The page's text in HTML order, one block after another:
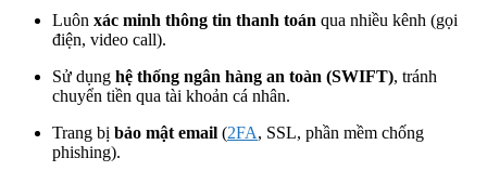
Luôn xác minh thông tin thanh toán qua nhiều kênh (gọi
điện, video call).
Sử dụng hệ thống ngân hàng an toàn (SWIFT), tránh
chuyển tiền qua tài khoản cá nhân.
Trang bị bảo mật email (2FA, SSL, phần mềm chống
phishing).